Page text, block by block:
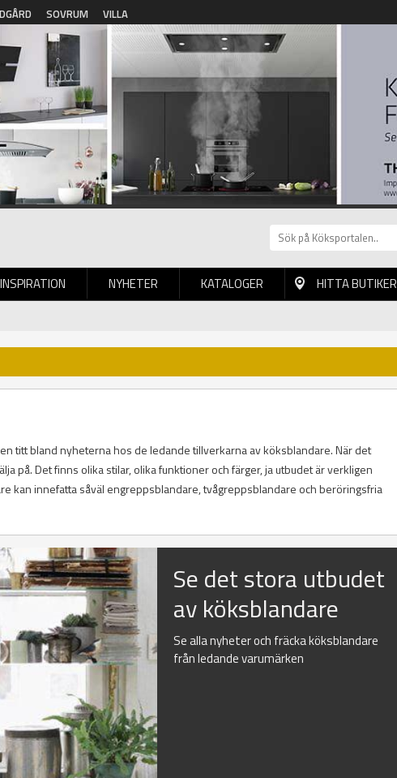
SOVRUM VILLA
INSPIRATION NYHETER KATALOGER HITTA BUTIKER
titt bland nyheterna hos de ledande tillverkarna av köksblandare. När det
på. Det finns olika stilar, olika funktioner och färger, ja utbudet är verkligen
kan innefatta såväl engreppsblandare, tvågreppsblandare och beröringsfria
Se det stora utbudet
av köksblandare
Se alla nyheter och fräcka köksblandare
från ledande varumärken